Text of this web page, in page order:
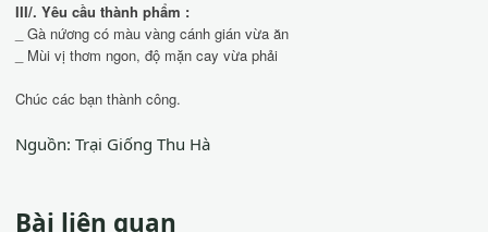
III/. Yêu cầu thành phẩm :
_ Gà nứơng có màu vàng cánh gián vừa ăn
_ Mùi vị thơm ngon, độ mặn cay vừa phải
Chúc các bạn thành công.
Nguồn:Trại Giống Thu Hà
Bài liên quan